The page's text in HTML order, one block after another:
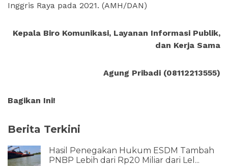
Inggris Raya pada 2021. (AMH/DAN)
Kepala Biro Komunikasi, Layanan Informasi Publik,
dan Kerja Sama
Agung Pribadi (08112213555)
Bagikan Ini!
Berita Terkini
Hasil Penegakan Hukum ESDM Tambah
PNBP Lebih dari Rp20 Miliar dari Lel...